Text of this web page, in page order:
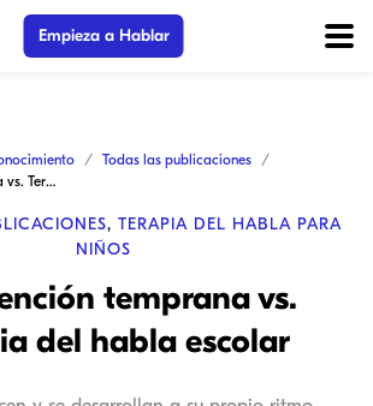
Empieza a Hablar
Todas las publicaciones
Intervención temprana vs. Terapia del habla escolar
, TERAPIA DEL HABLA PARA
NIÑOS
temprana vs.
del habla escolar